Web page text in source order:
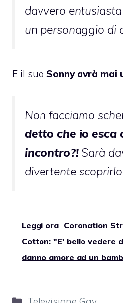
davvero
un personaggio di
E il suo Sonny avrà mai
Non facciamo
detto che io esca
incontro?! Sarà
divertente
Leggi ora Coronation
Cotton: "E' bello vedere
danno amore ad un
Categorie